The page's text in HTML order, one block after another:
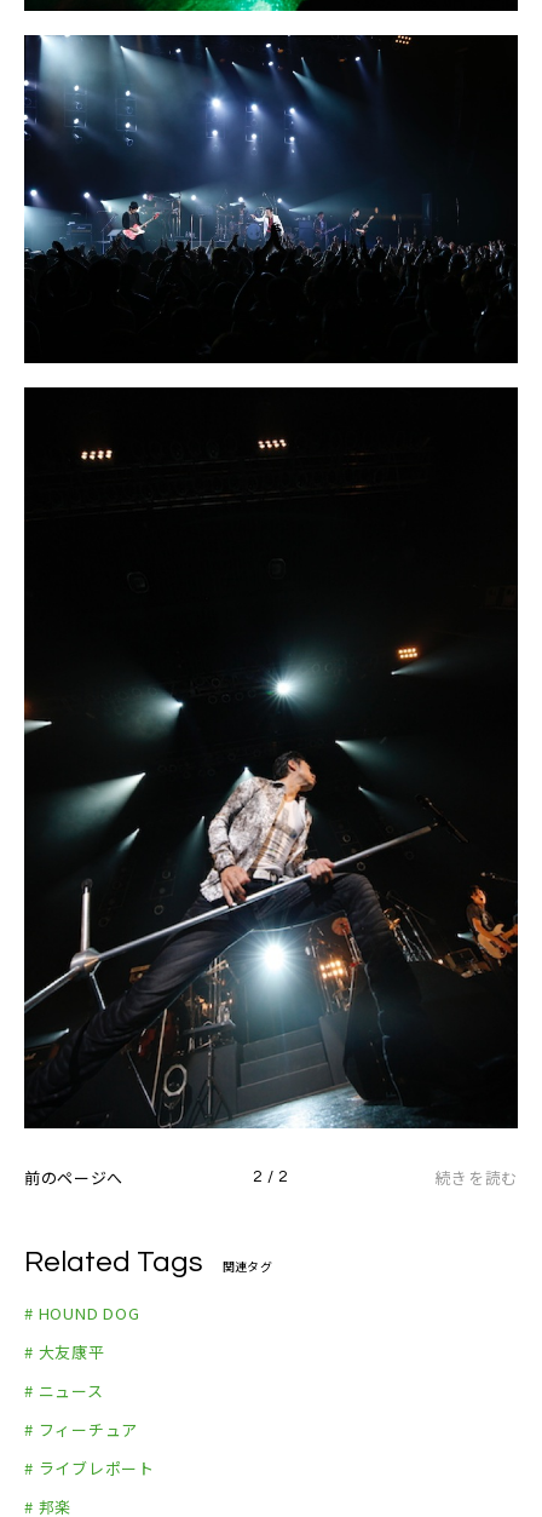
前のページへ 2 / 2 続きを読む
Related Tags 関連タグ
# HOUND DOG
# 大友康平
# ニュース
# フィーチュア
# ライブレポート
# 邦楽